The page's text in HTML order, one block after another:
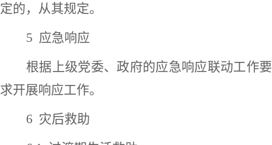
定的，从其规定。
5 应急响应
根据上级党委、政府的应急响应联动工作要
求开展响应工作。
6 灾后救助